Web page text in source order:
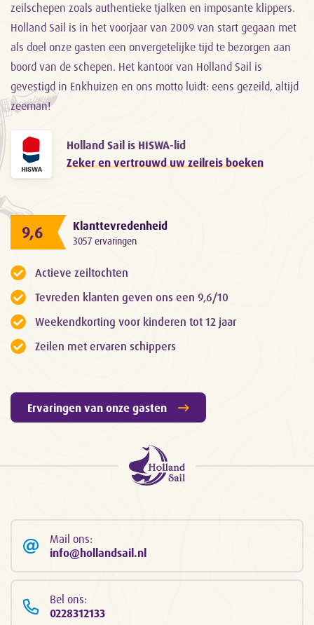
zeilschepen zoals authentieke tjalken en imposante klippers.
Holland Sail is in het voorjaar van 2009 van start gegaan met
als doel onze gasten een onvergetelijke tijd te bezorgen aan
boord van de schepen. Het kantoor van Holland Sail is
gevestigd in Enkhuizen en ons motto luidt: eens gezeild, altijd
zeeman!
Holland Sail is HISWA-lid
Zeker en vertrouwd uw zeilreis boeken
9,6 Klanttevredenheid
3057 ervaringen
Actieve zeiltochten
Tevreden klanten geven ons een 9,6/10
Weekendkorting voor kinderen tot 12 jaar
Zeilen met ervaren schippers
Ervaringen van onze gasten
Mail ons:
info@hollandsail.nl
Bel ons:
0228312133